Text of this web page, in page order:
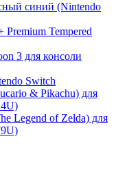
синий (Nintendo
Premium Tempered
3 для консоли
Switch
& Pikachu) для
Legend of Zelda) для